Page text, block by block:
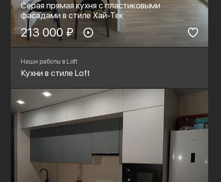
Серая прямая кухня с пластиковыми
фасадами в стиле Хай-Тек
213 000 ₽
Наши работы в Loft
Кухни в стиле Loft